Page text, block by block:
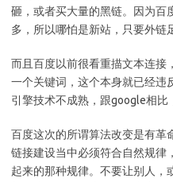
砸，或者买大量的黑链。因为百
多，所以哪怕是新站，只要外链
而且百度以前很看重描文本连接
一个关键词，这个本身就已经违
引擎技术不成熟，跟google相比
百度这次的所谓算法改变是有革
链接建设当中必须符合自然规律
起来的那种规律。不要让别人，